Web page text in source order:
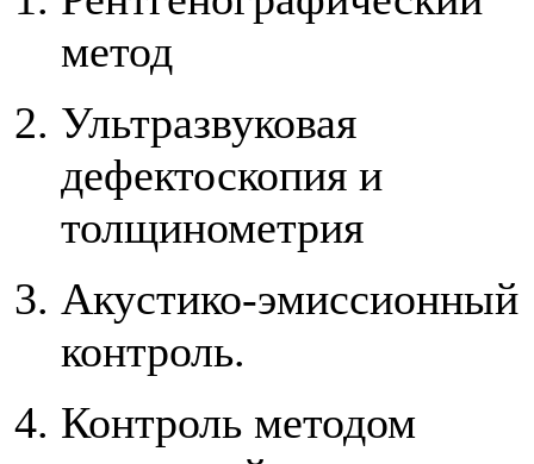
метод
Ультразвуковая
дефектоскопия и
толщинометрия
Акустико-эмиссионный
контроль.
Контроль методом